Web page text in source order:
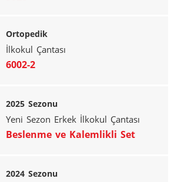
Ortopedik
İlkokul Çantası
6002-2
2025 Sezonu
Yeni Sezon Erkek İlkokul Çantası
Beslenme ve Kalemlikli Set
2024 Sezonu